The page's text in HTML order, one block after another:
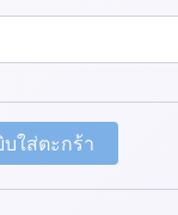
ใส่ตะกร้า